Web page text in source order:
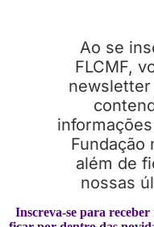
Inscreva-se para receber
Ao se
FLCMF,
newsletter
Fundação
além de
nossas